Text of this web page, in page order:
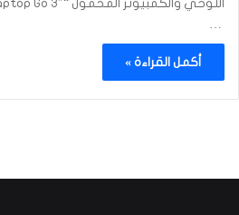
أكمل القراءة »